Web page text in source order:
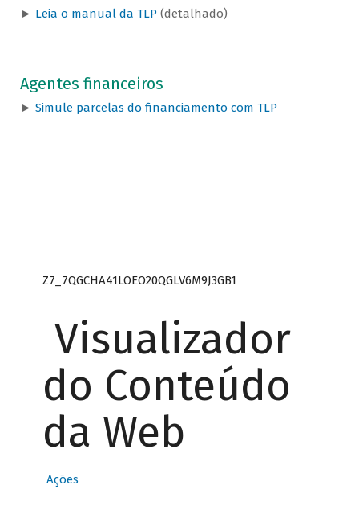
► Leia o manual da TLP (detalhado)
Agentes financeiros
► Simule parcelas do financiamento com TLP
Z7_7QGCHA41LOEO20QGLV6M9J3GB1
Visualizador
do Conteúdo
da Web
Ações